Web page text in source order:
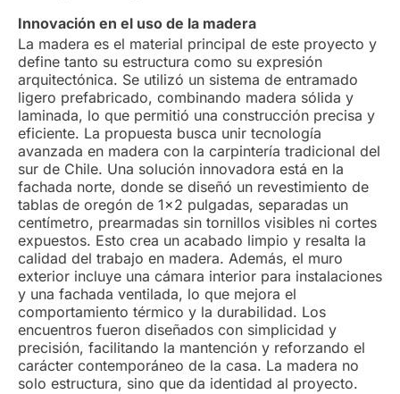
Innovación en el uso de la madera
La madera es el material principal de este proyecto y
define tanto su estructura como su expresión
arquitectónica. Se utilizó un sistema de entramado
ligero prefabricado, combinando madera sólida y
laminada, lo que permitió una construcción precisa y
eficiente. La propuesta busca unir tecnología
avanzada en madera con la carpintería tradicional del
sur de Chile. Una solución innovadora está en la
fachada norte, donde se diseñó un revestimiento de
tablas de oregón de 1×2 pulgadas, separadas un
centímetro, prearmadas sin tornillos visibles ni cortes
expuestos. Esto crea un acabado limpio y resalta la
calidad del trabajo en madera. Además, el muro
exterior incluye una cámara interior para instalaciones
y una fachada ventilada, lo que mejora el
comportamiento térmico y la durabilidad. Los
encuentros fueron diseñados con simplicidad y
precisión, facilitando la mantención y reforzando el
carácter contemporáneo de la casa. La madera no
solo estructura, sino que da identidad al proyecto.